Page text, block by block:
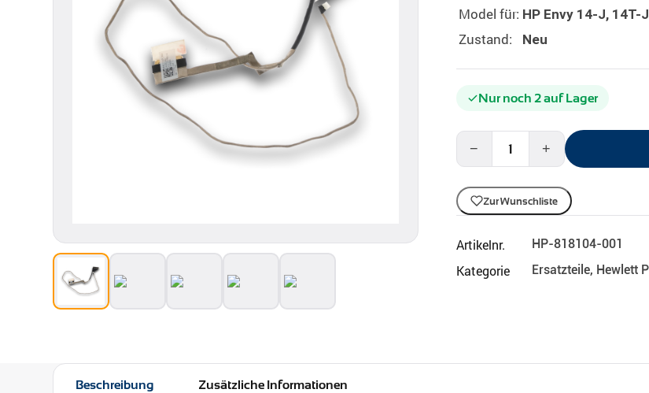
Model für: HP Envy 14-J, 14T-
Zustand: Neu
Nur noch 2 auf Lager
− +
Zur Wunschliste
Artikelnr. HP-818104-001
Kategorie Ersatzteile, Hewlett
Beschreibung Zusätzliche Informationen